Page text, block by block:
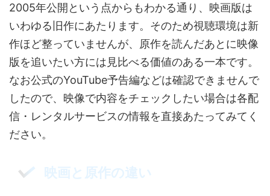
2005年公開という点からもわかる通り、映画版は
いわゆる旧作にあたります。そのため視聴環境は新
作ほど整っていませんが、原作を読んだあとに映像
版を追いたい方には見比べる価値のある一本です。
なお公式のYouTube予告編などは確認できませんで
したので、映像で内容をチェックしたい場合は各配
信・レンタルサービスの情報を直接あたってみてく
ださい。
映画と原作の違い